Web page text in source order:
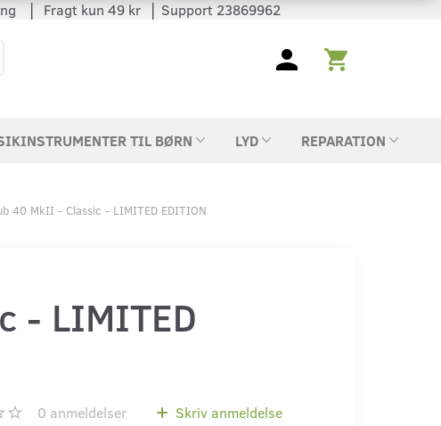
│ Fragt kun 49 kr │ Support 23869962
TIL BØRN LYD REPARATION
40 MkII - Classic - LIMITED EDITION
- LIMITED
0 anmeldelser Skriv anmeldelse